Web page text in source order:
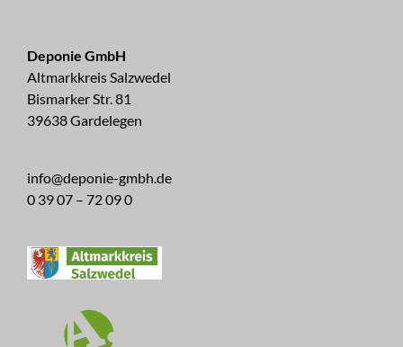
Deponie GmbH
Altmarkkreis Salzwedel
Bismarker Str. 81
39638 Gardelegen
info@deponie-gmbh.de
0 39 07 – 72 09 0